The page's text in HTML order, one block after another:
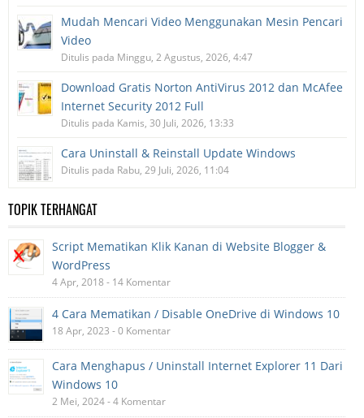
Mudah Mencari Video Menggunakan Mesin Pencari
Video
Ditulis pada Minggu, 2 Agustus, 2026, 4:47
Download Gratis Norton AntiVirus 2012 dan McAfee
Internet Security 2012 Full
Ditulis pada Kamis, 30 Juli, 2026, 13:33
Cara Uninstall & Reinstall Update Windows
Ditulis pada Rabu, 29 Juli, 2026, 11:04
TOPIK TERHANGAT
Script Mematikan Klik Kanan di Website Blogger &
WordPress
4 Apr, 2018 - 14 Komentar
4 Cara Mematikan / Disable OneDrive di Windows 10
18 Apr, 2023 - 0 Komentar
Cara Menghapus / Uninstall Internet Explorer 11 Dari
Windows 10
2 Mei, 2024 - 4 Komentar